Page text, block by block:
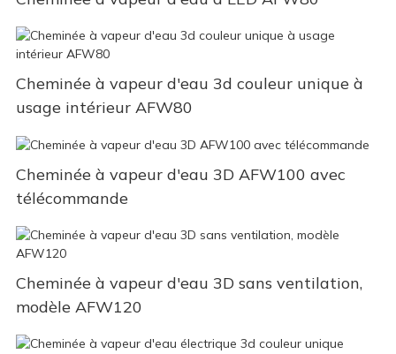
Cheminée à vapeur d'eau 3d couleur unique à
usage intérieur AFW80
Cheminée à vapeur d'eau 3D AFW100 avec
télécommande
Cheminée à vapeur d'eau 3D sans ventilation,
modèle AFW120